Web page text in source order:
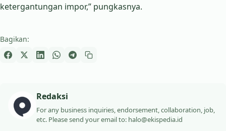
ketergantungan impor,” pungkasnya.
Bagikan:
Redaksi
For any business inquiries, endorsement, collaboration, job,
etc. Please send your email to: halo@ekispedia.id